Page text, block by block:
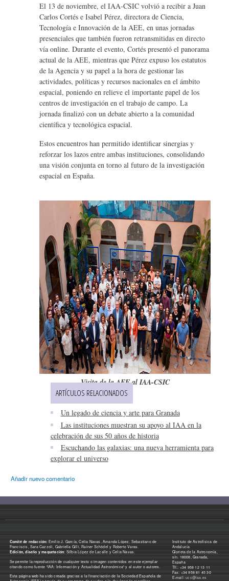
El 13 de noviembre, el IAA-CSIC volvió a recibir a Juan
Carlos Cortés e Isabel Pérez, directora de Ciencia,
Tecnología e Innovación de la AEE, en unas jornadas
presenciales que también fueron retransmitidas en directo
vía online. Durante el evento, Cortés presentó el panorama
actual de la AEE, mientras que Pérez expuso los estatutos
de la Agencia y su papel a la hora de gestionar las
actividades, políticas y recursos nacionales en el ámbito
espacial, poniendo en relieve el importante papel de los
centros de investigación en el trabajo de campo. La
jornada finalizó con un debate abierto a la comunidad
científica y tecnológica espacial.
Estos encuentros han permitido identificar sinergias y
reforzar los lazos entre ambas instituciones, consolidando
una visión conjunta en torno al futuro de la investigación
espacial en España.
Visita de la AEE al IAA-CSIC
ARTÍCULOS RELACIONADOS
Un legado de ciencia y arte para Granada
Las instituciones muestran su apoyo al IAA en la
celebración de sus 50 años de historia
Escuchando las galaxias: una nueva herramienta para
explorar el universo
Añadir nuevo comentario
Comité de redacción: Emilio J. García, Celia Navas, Amanda López, Sebastiano de
Franciscis, Sara Cazzoli, Gabriella Gilli, Rainer Schödel y Roberto Varas.
Edición, diseño y maquetación: Silbia López de Lacalle y Celia Navas.
Se permite la reproducción de cualquier texto o imagen contenidos en este ejemplar
citando como fuente "IAA: Información y Actualidad Astronómica" y al autor o autores.
Esta página web ha sido creada gracias a la financiación de la Sociedad Española de
Instituto de Astrofísica de
Andalucía
Glorieta de la Astronomía,
s/n. 18008, Granada,
España
Tlf.: +34 958 12 13 11
Fax: +34 958 81 45 30
E-mail:ucc@iaa.es